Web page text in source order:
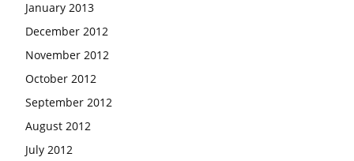
January 2013
December 2012
November 2012
October 2012
September 2012
August 2012
July 2012